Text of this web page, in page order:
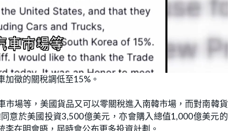
加徵的關稅調低至15%。
場等，美國貨品又可以零關稅進入南韓市場，而對南韓貨
意於美國投資3,500億美元，亦會購入總值1,000億美元的
在明會晤，屆時會公布更多投資計劃。